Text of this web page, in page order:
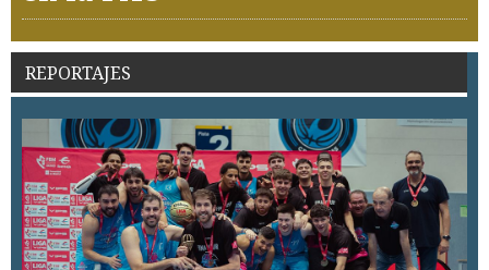
REPORTAJES